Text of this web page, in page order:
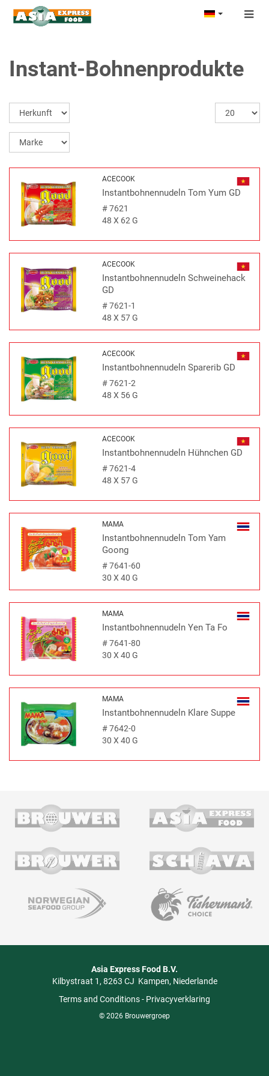
Instant-Bohnenprodukte
ACECOOK
Instantbohnennudeln Tom Yum GD
#7621
48 X 62 G
ACECOOK
Instantbohnennudeln Schweinehack
GD
#7621-1
48 X 57 G
ACECOOK
Instantbohnennudeln Sparerib GD
#7621-2
48 X 56 G
ACECOOK
Instantbohnennudeln Hühnchen GD
#7621-4
48 X 57 G
MAMA
Instantbohnennudeln Tom Yam
Goong
#7641-60
30 X 40 G
MAMA
Instantbohnennudeln Yen Ta Fo
#7641-80
30 X 40 G
MAMA
Instantbohnennudeln Klare Suppe
#7642-0
30 X 40 G
Asia Express Food B.V.
Kilbystraat 1 8263 CJ Kampen Niederlande
Terms and Conditions- Privacyverklaring
© 2026 Brouwergroep